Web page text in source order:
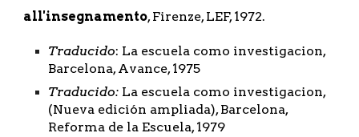
all'insegnamento, Firenze, LEF, 1972.
Traducido: La escuela como investigacion,
Barcelona, Avance, 1975
Traducido: La escuela como investigacion,
(Nueva edición ampliada), Barcelona,
Reforma de la Escuela, 1979